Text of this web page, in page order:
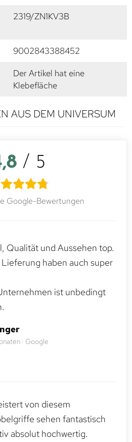
2319/ZN1KV3B
9002843388452
Der Artikel hat eine
Klebefläche
AUS DEM UNIVERSUM
/ 5
Google-Bewertungen
Qualität und Aussehen top.
haben auch super
ist unbedingt
· Google
von diesem
sehen fantastisch
absolut hochwertig.